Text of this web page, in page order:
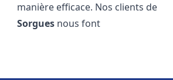
manière efficace. Nos clients de
Sorgues nous font